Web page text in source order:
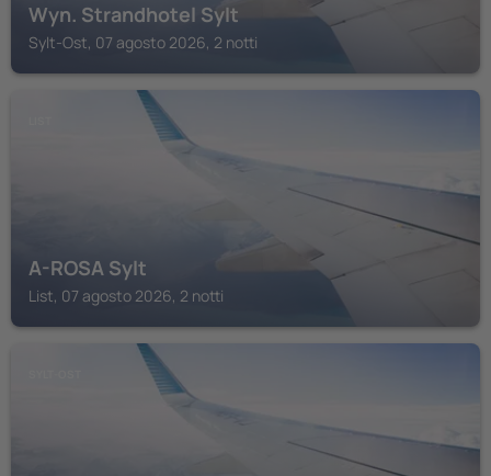
Wyn. Strandhotel Sylt
Sylt-Ost, 07 agosto 2026, 2 notti
A-ROSA Sylt
List, 07 agosto 2026, 2 notti